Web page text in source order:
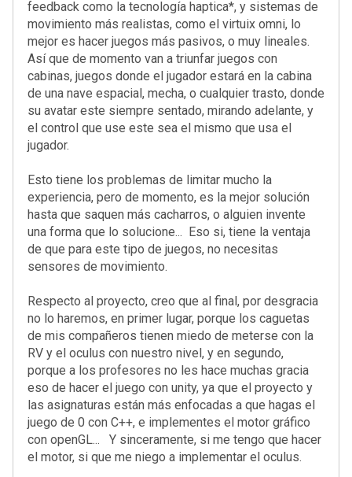
feedback como la tecnología haptica*, y sistemas de
movimiento más realistas, como el virtuix omni, lo
mejor es hacer juegos más pasivos, o muy lineales.
Así que de momento van a triunfar juegos con
cabinas, juegos donde el jugador estará en la cabina
de una nave espacial, mecha, o cualquier trasto, donde
su avatar este siempre sentado, mirando adelante, y
el control que use este sea el mismo que usa el
jugador.
Esto tiene los problemas de limitar mucho la
experiencia, pero de momento, es la mejor solución
hasta que saquen más cacharros, o alguien invente
una forma que lo solucione... Eso si, tiene la ventaja
de que para este tipo de juegos, no necesitas
sensores de movimiento.
Respecto al proyecto, creo que al final, por desgracia
no lo haremos, en primer lugar, porque los caguetas
de mis compañeros tienen miedo de meterse con la
RV y el oculus con nuestro nivel, y en segundo,
porque a los profesores no les hace muchas gracia
eso de hacer el juego con unity, ya que el proyecto y
las asignaturas están más enfocadas a que hagas el
juego de 0 con C++, e implementes el motor gráfico
con openGL... Y sinceramente, si me tengo que hacer
el motor, si que me niego a implementar el oculus.